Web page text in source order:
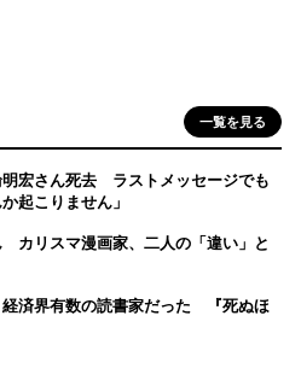
一覧を見る
宏さん死去 ラストメッセージでも
起こりません」
カリスマ漫画家、二人の「違い」と
済界有数の読書家だった 『死ぬほ